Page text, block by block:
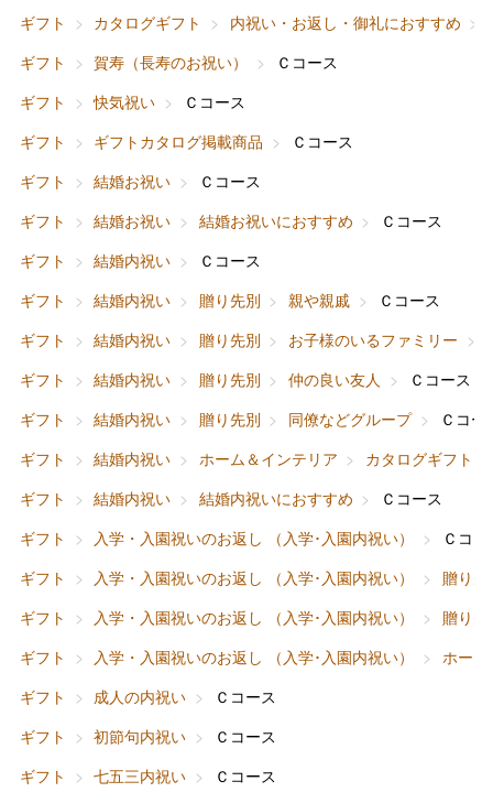
ギフト
カタログギフト 内祝い・お返し・御礼におすすめ
ギフト
賀寿（長寿のお祝い）
Ｃコース
ギフト
快気祝い
Ｃコース
ギフト
ギフトカタログ掲載商品
Ｃコース
ギフト
結婚お祝い
Ｃコース
ギフト
結婚お祝い 結婚お祝いにおすすめ
Ｃコース
ギフト
結婚内祝い
Ｃコース
ギフト
結婚内祝い 贈り先別 親や親戚
Ｃコース
ギフト
結婚内祝い 贈り先別 お子様のいるファミリー
ギフト
結婚内祝い 贈り先別 仲の良い友人
Ｃコース
ギフト
結婚内祝い 贈り先別 同僚などグループ
Ｃコー
ギフト
結婚内祝い ホーム＆インテリア
カタログギフト
ギフト
結婚内祝い 結婚内祝いにおすすめ
Ｃコース
ギフト
入学・入園祝いのお返し （入学･入園内祝い）
Ｃコー
ギフト
入学・入園祝いのお返し （入学･入園内祝い）
贈り先
ギフト
入学・入園祝いのお返し （入学･入園内祝い）
贈り先
ギフト
入学・入園祝いのお返し （入学･入園内祝い）
ホー
ギフト
成人の内祝い
Ｃコース
ギフト
初節句内祝い
Ｃコース
ギフト
七五三内祝い
Ｃコース